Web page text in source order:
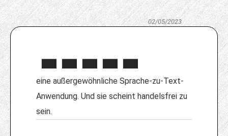
02/05/2023
eine außergewöhnliche Sprache-zu-Text-
Anwendung. Und sie scheint handelsfrei zu
sein.